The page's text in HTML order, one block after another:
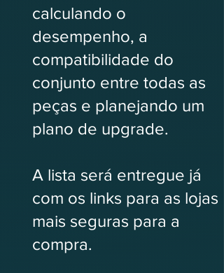
calculando o
desempenho, a
compatibilidade do
conjunto entre todas as
peças e planejando um
plano de upgrade.
A lista será entregue já
com os links para as lojas
mais seguras para a
compra.